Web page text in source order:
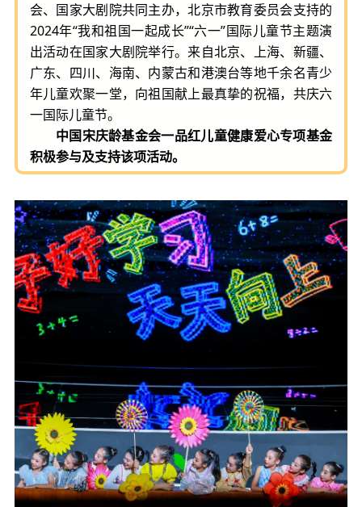
会、国家大剧院共同主办，北京市教育委员会支持的
2024年“我和祖国一起成长”“六一”国际儿童节主题演
出活动在国家大剧院举行。来自北京、上海、新疆、
广东、四川、海南、内蒙古和港澳台等地千余名青少
年儿童欢聚一堂，向祖国献上最真挚的祝福，共庆六
一国际儿童节。
中国宋庆龄基金会一品红儿童健康爱心专项基金
积极参与及支持该项活动。